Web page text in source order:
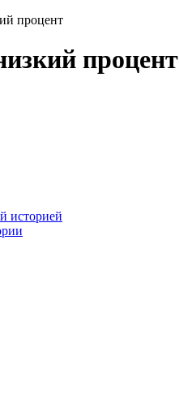
процент
историей